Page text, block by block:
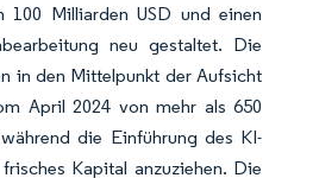
Milliarden USD und einen
neu gestaltet. Die
in den Mittelpunkt der Aufsicht
April 2024 von mehr als 650
die Einführung des KI-
Kapital anzuziehen. Die